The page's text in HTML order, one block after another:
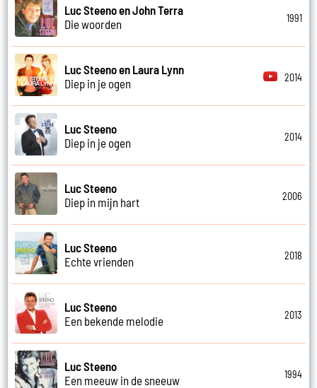
Luc Steeno en John Terra
Die woorden
1991
Luc Steeno en Laura Lynn
Diep in je ogen
2014
Luc Steeno
Diep in je ogen
2014
Luc Steeno
Diep in mijn hart
2006
Luc Steeno
Echte vrienden
2018
Luc Steeno
Een bekende melodie
2013
Luc Steeno
Een meeuw in de sneeuw
1994